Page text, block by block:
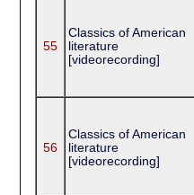
55
Classics of American
literature
[videorecording]
56
Classics of American
literature
[videorecording]